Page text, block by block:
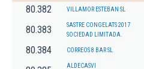
80.382 VILLAMOR ESTEBAN SL
80.383
SASTRE CONGELATS 2017
SOCIEDAD LIMITADA.
80.384 CORREOS 8 BAR SL
ALDECASVI